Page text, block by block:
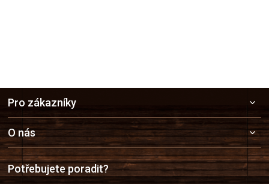
a
t
í
Pro zákazníky
O nás
Potřebujete poradit?